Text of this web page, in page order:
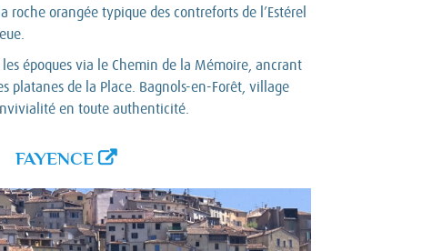
orangée typique des contreforts de l’Estérel
époques via le Chemin de la Mémoire, ancrant
platanes de la Place. Bagnols-en-Forêt, village
en toute authenticité.
FAYENCE